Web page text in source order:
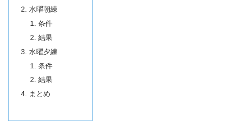
水曜朝練
条件
結果
水曜夕練
条件
結果
まとめ